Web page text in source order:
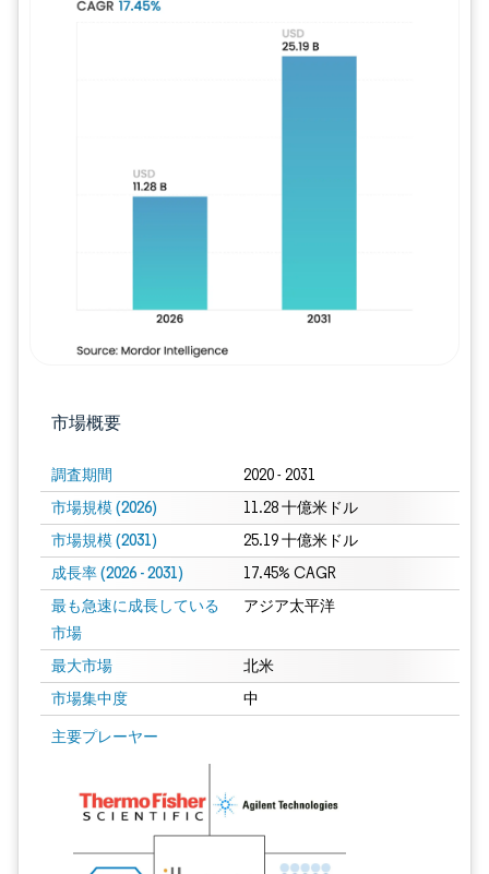
市場概要
調査期間 2020 - 2031
市場規模 (2026) 11.28 十億米ドル
市場規模 (2031) 25.19 十億米ドル
成長率 (2026 - 2031) 17.45% CAGR
最も急速に成長している
市場
アジア太平洋
最大市場 北米
市場集中度 中
主要プレーヤー
画像 © Mordor Intelligence。再利用にはCC BY 4.0の表示が必要です。